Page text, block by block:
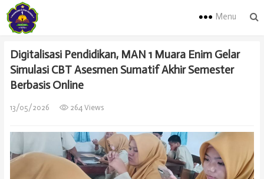
Menu
Digitalisasi Pendidikan, MAN 1 Muara Enim Gelar
Simulasi CBT Asesmen Sumatif Akhir Semester
Berbasis Online
13/05/2026 264 Views